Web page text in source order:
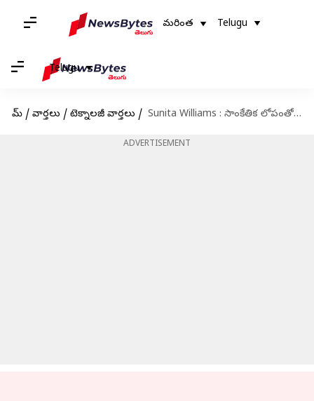
మరింత Telugu
Telugu
హోమ్ / వార్తలు / టెక్నాలజీ వార్తలు / Sunita Williams : సాంకేతిక లోపంతో ఖాళీగా భూమికి చేరుకున్న స్టార్‌లైనర్‌.. సునీతా విలయమ్స్ తిరుగు ప్రయాణం వాయిదా
ADVERTISEMENT